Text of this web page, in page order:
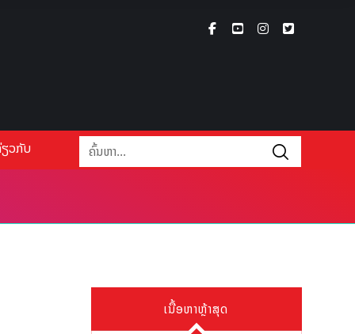
ວກັບ
ເນື້ອຫາຫຼ້າສຸດ